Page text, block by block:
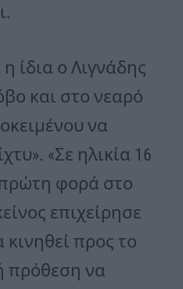
ίδια ο Λιγνάδης
και στο νεαρό
να
«Σε ηλικία 16
φορά στο
επιχείρησε
προς το
πρόθεση να